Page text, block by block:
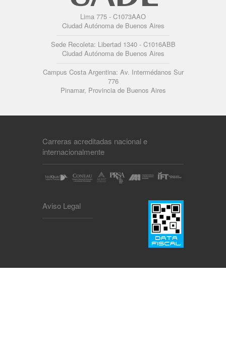
Lima 775 - C1073AAO
Ciudad Autónoma de Buenos Aires
Sede Recoleta: Libertad 1340 - C1016ABB
Ciudad Autónoma de Buenos Aires
Campus Costa Argentina: Av. Intermédanos Sur
776
Pinamar, Provincia de Buenos Aires
Carreras acreditadas nacional e
internacionalmente
Aviso Legal